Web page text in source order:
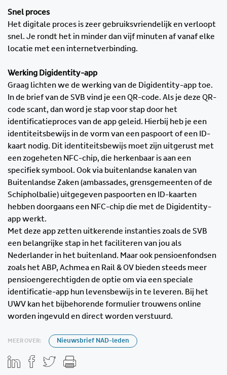
Snel proces
Het digitale proces is zeer gebruiksvriendelijk en verloopt
snel. Je rondt het in minder dan vijf minuten af vanaf elke
locatie met een internetverbinding.
Werking Digidentity-app
Graag lichten we de werking van de Digidentity-app toe.
In de brief van de SVB vind je een QR-code. Als je deze QR-
code scant, dan word je stap voor stap door het
identificatieproces van de app geleid. Hierbij heb je een
identiteitsbewijs in de vorm van een paspoort of een ID-
kaart nodig. Dit identiteitsbewijs moet zijn uitgerust met
een zogeheten NFC-chip, die herkenbaar is aan een
specifiek symbool. Ook via buitenlandse kanalen van
Buitenlandse Zaken (ambassades, grensgemeenten of de
Schipholbalie) uitgegeven paspoorten en ID-kaarten
hebben doorgaans een NFC-chip die met de Digidentity-
app werkt.
Met deze app zetten uitkerende instanties zoals de SVB
een belangrijke stap in het faciliteren van jou als
Nederlander in het buitenland. Maar ook pensioenfondsen
zoals het ABP, Achmea en Rail & OV bieden steeds meer
pensioengerechtigden de optie om via een speciale
identificatie-app hun levensbewijs in te leveren. Bij het
UWV kan het bijbehorende formulier trouwens online
worden ingevuld en direct worden verstuurd.
MEER OVER: Nieuwsbrief NAD-leden